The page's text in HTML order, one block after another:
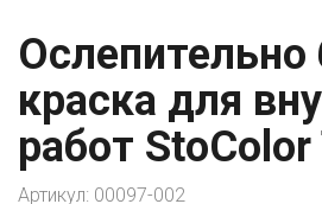
Ослепительно
краска для
работ
Артикул: 00097-002